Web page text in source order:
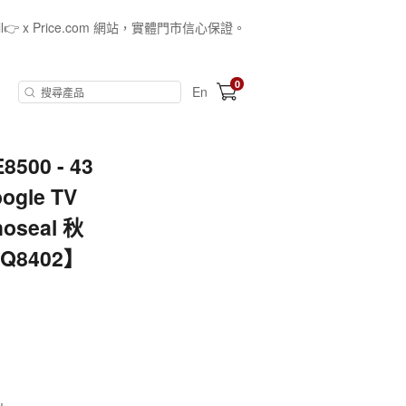
x Price.com 網站，實體門市信心保證。
En 0
- 43
TV
秋
】